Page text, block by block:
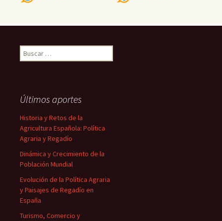
Buscar:
Últimos aportes
Historia y Retos de la
Agricultura Española: Política
Agraria y Regadío
Dinámica y Crecimiento de la
Población Mundial
Evolución de la Política Agraria
y Paisajes de Regadío en
España
Turismo, Comercio y